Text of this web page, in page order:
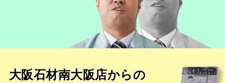
大阪石材南大阪店からの